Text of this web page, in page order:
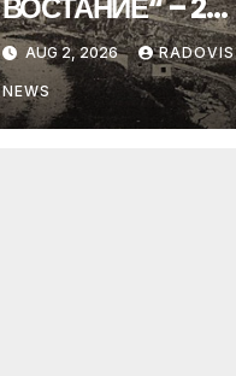
Август 1903 год.
AUG 2, 2026 RADOVIS
NEWS